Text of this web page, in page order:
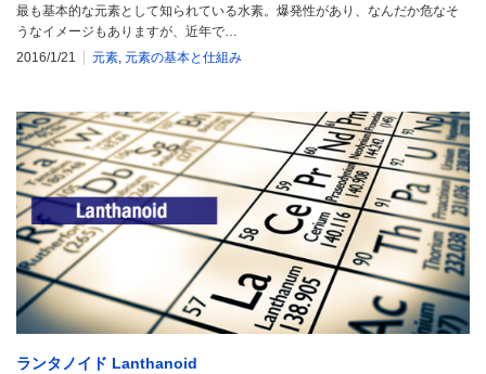
最も基本的な元素として知られている水素。爆発性があり、なんだか危なそ
うなイメージもありますが、近年で…
2016/1/21
元素, 元素の基本と仕組み
ランタノイド Lanthanoid